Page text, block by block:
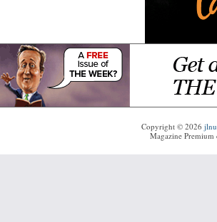
Copyright © 2026
Magazine Premium